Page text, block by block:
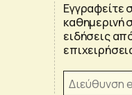
Εγγραφείτε
καθημερινή
ειδήσεις